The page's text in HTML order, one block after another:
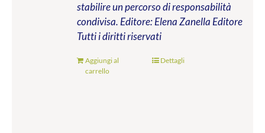
stabilire un percorso di responsabilità
condivisa. Editore: Elena Zanella Editore
Tutti i diritti riservati
Aggiungi al
carrello
Dettagli